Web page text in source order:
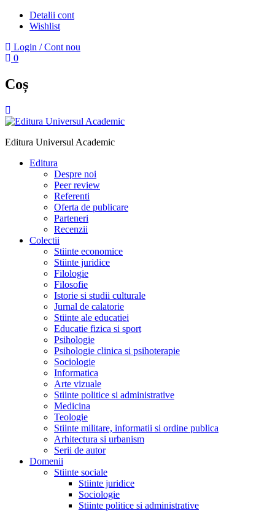
Detalii cont
Wishlist
Login / Cont nou
0
Coș
Editura Universul Academic
Editura
Despre noi
Peer review
Referenti
Oferta de publicare
Parteneri
Recenzii
Colectii
Stiinte economice
Stiinte juridice
Filologie
Filosofie
Istorie si studii culturale
Jurnal de calatorie
Stiinte ale educatiei
Educatie fizica si sport
Psihologie
Psihologie clinica si psihoterapie
Sociologie
Informatica
Arte vizuale
Stiinte politice si administrative
Medicina
Teologie
Stiinte militare, informatii si ordine publica
Arhitectura si urbanism
Serii de autor
Domenii
Stiinte sociale
Stiinte juridice
Sociologie
Stiinte politice si administrative